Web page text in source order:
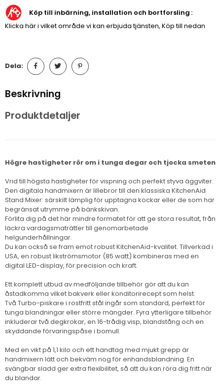
Köp till inbärning, installation och bortforsling
Klicka här i vilket område vi kan erbjuda tjänsten, Köp till nedan
Dela:
Beskrivning
Produktdetaljer
Högre hastigheter rör om i tunga degar och tjocka smeten
Vrid till högsta hastigheter för vispning och perfekt styva äggviter.
Den digitala handmixern är lillebror till den klassiska KitchenAid
Stand Mixer: särskilt lämplig för upptagna kockar eller de som har
begränsat utrymme på bänkskivan.
Förlita dig på det här mindre formatet för att ge stora resultat, från
läckra vardagsmaträtter till genomarbetade
helgunderhållningar.
Du kan också se fram emot robust KitchenAid-kvalitet. Tillverkad i
USA, en robust likströmsmotor (85 watt) kombineras med en
digital LED-display, för precision och kraft.
Ett komplett utbud av medföljande tillbehör gör att du kan
åstadkomma vilket bakverk eller konditorirecept som helst.
Två Turbo-piskare i rostfritt stål ingår som standard, perfekt för
tunga blandningar eller större mängder. Fyra ytterligare tillbehör
inkluderar två degkrokar, en 16-trådig visp, blandstång och en
skyddande förvaringspåse i bomull.
Med en vikt på 1,1 kilo och ett handtag med mjukt grepp är
handmixern lätt och bekväm nog för enhandsblandning. En
svängbar sladd ger extra flexibilitet, så att du kan röra dig fritt när
du blandar.